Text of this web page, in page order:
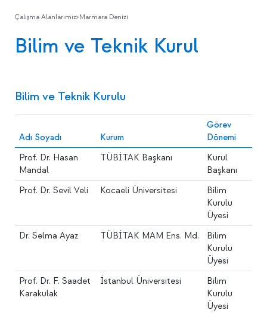
Çalışma Alanlarımız>Marmara Denizi
Bilim ve Teknik Kurul
Bilim ve Teknik Kurulu
Adı Soyadı Kurum
Görev
Dönemi
Prof. Dr. Hasan
Mandal
TÜBİTAK Başkanı
Kurul
Başkanı
Prof. Dr. Sevil Veli
Kocaeli Üniversitesi
Bilim
Kurulu
Üyesi
Dr. Selma Ayaz
TÜBİTAK MAM Ens. Md.
Bilim
Kurulu
Üyesi
Prof. Dr. F. Saadet
Karakulak
İstanbul Üniversitesi
Bilim
Kurulu
Üyesi